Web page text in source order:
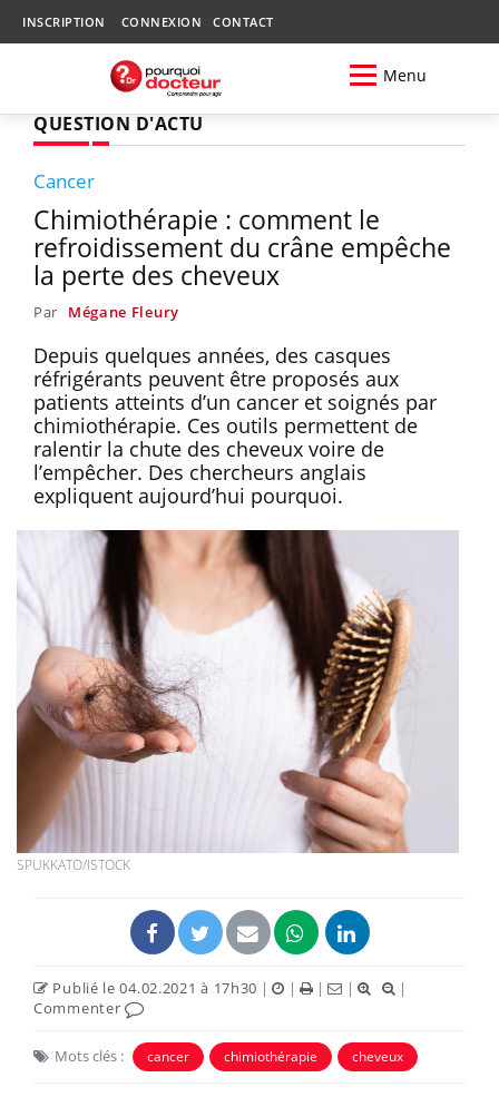
INSCRIPTION CONNEXION CONTACT
Menu
QUESTION D'ACTU
Cancer
Chimiothérapie : comment le
refroidissement du crâne empêche
la perte des cheveux
Par Mégane Fleury
Depuis quelques années, des casques
réfrigérants peuvent être proposés aux
patients atteints d’un cancer et soignés par
chimiothérapie. Ces outils permettent de
ralentir la chute des cheveux voire de
l’empêcher. Des chercheurs anglais
expliquent aujourd’hui pourquoi.
SPUKKATO/ISTOCK
Publié le 04.02.2021 à 17h30 | | | |
|
Commenter
Mots clés : cancer chimiothérapie cheveux